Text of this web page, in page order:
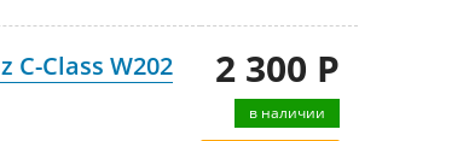
C-Class W202
2 300 Р
в наличии